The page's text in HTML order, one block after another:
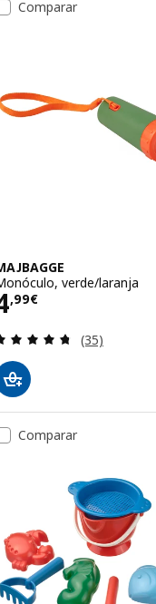
Comparar
verde/laranja
,99€ 4,99€
Avaliação:
(35)
Comparar